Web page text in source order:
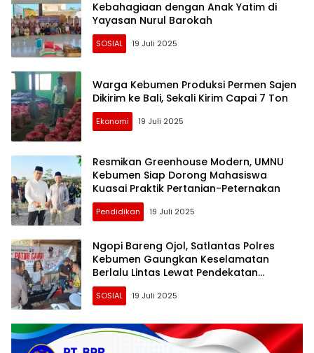
Kebahagiaan dengan Anak Yatim di
Yayasan Nurul Barokah
SOSIAL 19 Juli 2025
Warga Kebumen Produksi Permen Sajen
Dikirim ke Bali, Sekali Kirim Capai 7 Ton
Ekonomi 19 Juli 2025
Resmikan Greenhouse Modern, UMNU
Kebumen Siap Dorong Mahasiswa
Kuasai Praktik Pertanian-Peternakan
Pendidikan 19 Juli 2025
Ngopi Bareng Ojol, Satlantas Polres
Kebumen Gaungkan Keselamatan
Berlalu Lintas Lewat Pendekatan
Humanis
SOSIAL 19 Juli 2025